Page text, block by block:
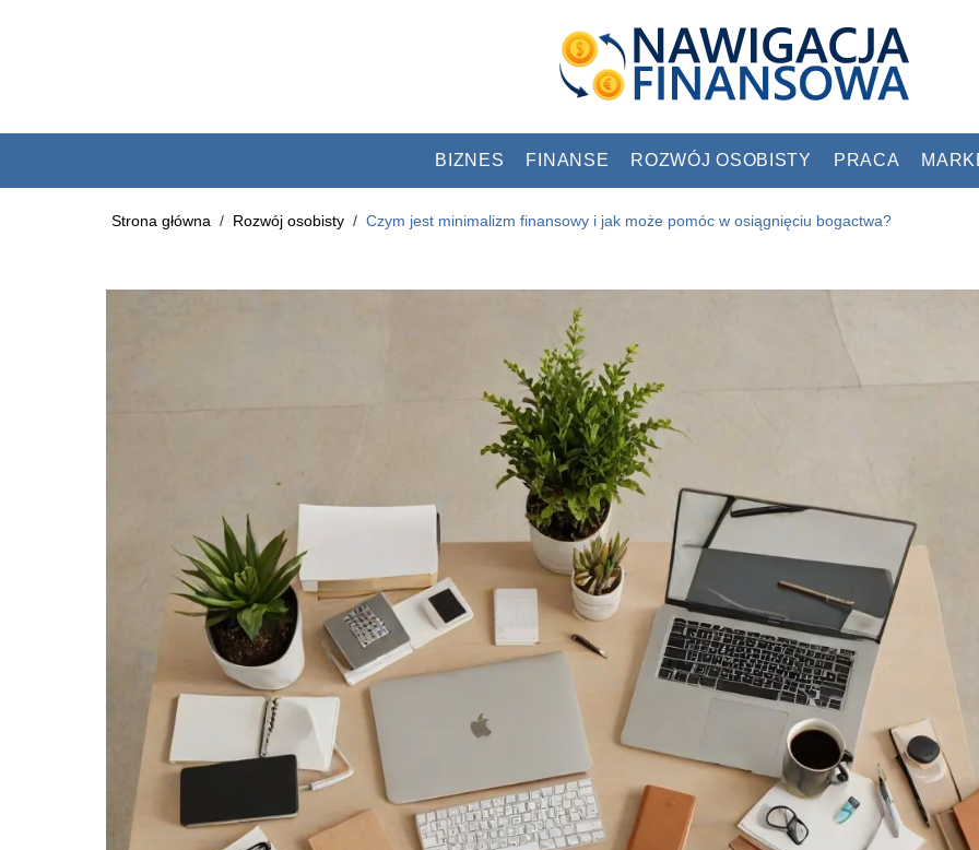
BIZNES FINANSE ROZWÓJ OSOBISTY PRACA
Strona główna / Rozwój osobisty / Czym jest minimalizm finansowy i jak może pomóc w osiągnięciu bogactwa?